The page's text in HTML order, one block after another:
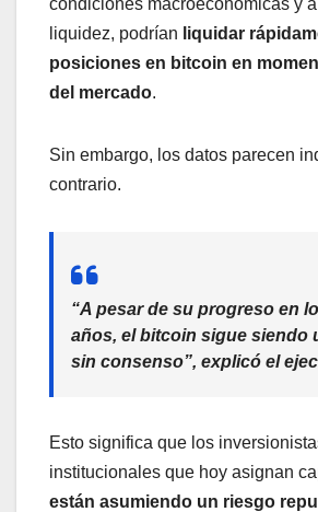
liquidez, podrían liquidar
posiciones en bitcoin en
del mercado.
Sin embargo, los datos parecen
contrario.
“A pesar de su progreso en
años, el bitcoin sigue siendo
sin consenso”, explicó el
Esto significa que los
institucionales que hoy asignan
están asumiendo un riesgo